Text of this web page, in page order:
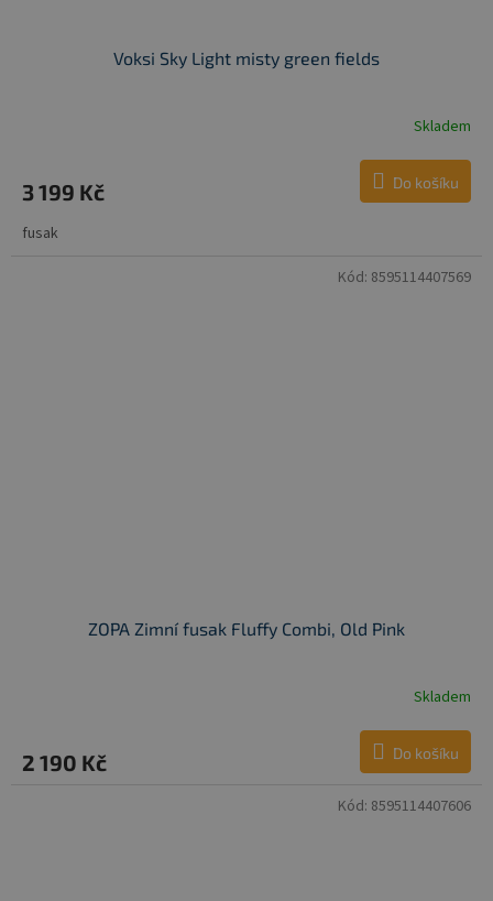
Voksi Sky Light misty green fields
Skladem
3 199 Kč Do košíku
fusak
ZOPA Zimní fusak Fluffy Combi, Old Pink
Skladem
2 190 Kč Do košíku
Kód: 8595114407569
Kód: 8595114407606